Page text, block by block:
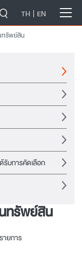
TH EN
ทรัพย์สิน
รับการคัดเลือก
ทรัพย์สิน
ายการ